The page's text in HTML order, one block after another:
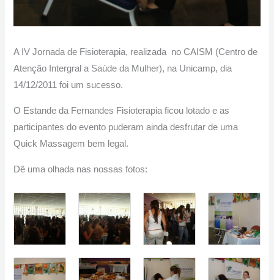
A IV Jornada de Fisioterapia, realizada no CAISM (Centro de
Atenção Intergral a Saúde da Mulher), na Unicamp, dia
14/12/2011 foi um sucesso.
O Estande da Fernandes Fisioterapia ficou lotado e as
participantes do evento puderam ainda desfrutar de uma
Quick Massagem bem legal.
Dê uma olhada nas nossas fotos: